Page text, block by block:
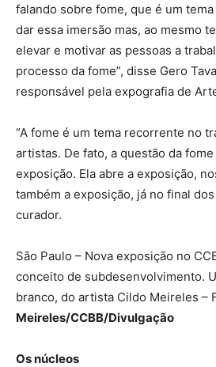
falando sobre fome, que é um
dar essa imersão mas, ao mesmo
elevar e motivar as pessoas a
processo da fome”, disse Gero
responsável pela expografia de
“A fome é um tema recorrente no
artistas. De fato, a questão da
exposição. Ela abre a exposição,
também a exposição, já no final
curador.
São Paulo – Nova exposição no
conceito de subdesenvolvimento.
branco, do artista Cildo Meireles –
Meireles/CCBB/Divulgação
Os núcleos